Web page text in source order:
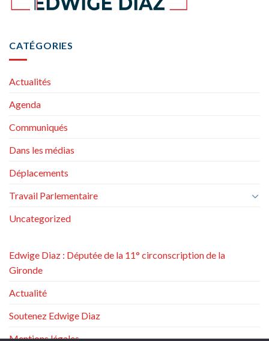
CATÉGORIES
Actualités
Agenda
Communiqués
Dans les médias
Déplacements
Travail Parlementaire
Uncategorized
Edwige Diaz : Députée de la 11° circonscription de la
Gironde
Actualité
Soutenez Edwige Diaz
Mentions légales